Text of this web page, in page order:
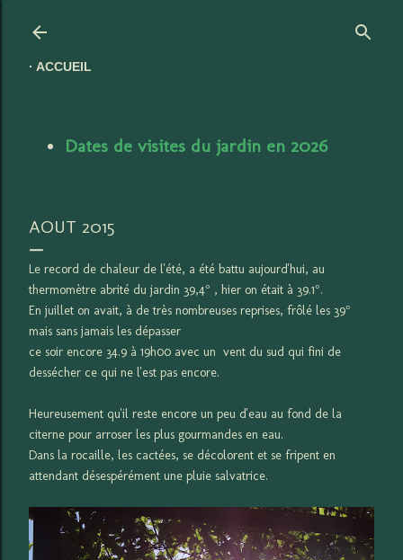
ACCUEIL
Dates de visites du jardin en 2026
AOUT 2015
Le record de chaleur de l'été, a été battu aujourd'hui, au
thermomètre abrité du jardin 39,4° , hier on était à 39.1°.
En juillet on avait, à de très nombreuses reprises, frôlé les 39°
mais sans jamais les dépasser
ce soir encore 34.9 à 19h00 avec un vent du sud qui fini de
dessécher ce qui ne l'est pas encore.
Heureusement qu'il reste encore un peu d'eau au fond de la
citerne pour arroser les plus gourmandes en eau.
Dans la rocaille, les cactées, se décolorent et se fripent en
attendant désespérément une pluie salvatrice.